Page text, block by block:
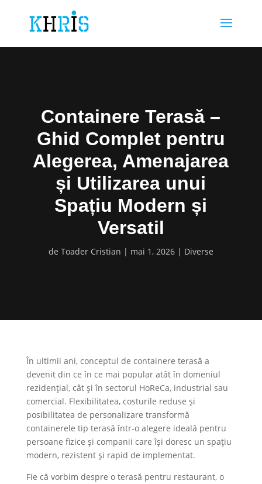
Containere Terasă –
Ghid Complet pentru
Alegerea, Amenajarea
și Utilizarea unui
Spațiu Modern și
Versatil
de Toader Cristian mai 1, 2026 Diverse
În ultimii ani, conceptul de containere terasă a
devenit din ce în ce mai popular atât în domeniul
rezidențial, cât și în sectorul HoReCa, industrial sau
comercial. Flexibilitatea, costurile reduse și
posibilitatea de personalizare transformă
containerele tip terasă într-o alegere ideală pentru
persoane fizice și companii care își doresc un spațiu
modern, rezistent și rapid de implementat.
Fie că vorbim despre o terasă pentru restaurant, o